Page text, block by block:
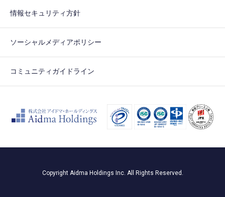
情報セキュリティ方針
ソーシャルメディアポリシー
コミュニティガイドライン
Copyright Aidma Holdings Inc. All Rights Reserved.